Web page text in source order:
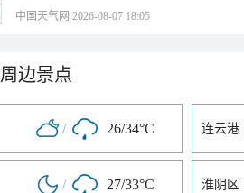
中国天气网 2026-08-07 18:05
周边景点
/ 26/34°C 连云港
/ 27/33°C 淮阴区